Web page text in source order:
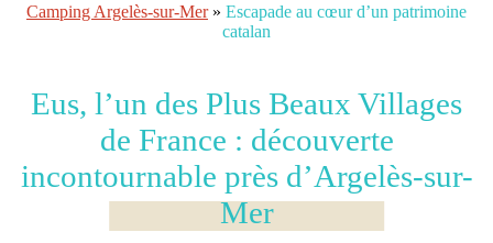
Camping Argelès-sur-Mer» Escapade au cœur d’un patrimoine
catalan
Eus, l’un des Plus Beaux Villages
de France : découverte
incontournable près d’Argelès-sur-
Mer